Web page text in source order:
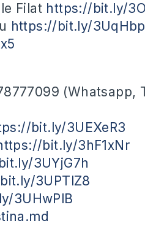
Filat https://bit.ly/
https://bit.ly/
(Whatsapp,
bit.ly/3UEXeR3
bit.ly/3hF1xNr
3UYjG7h
3UPTlZ8
3UHwPlB